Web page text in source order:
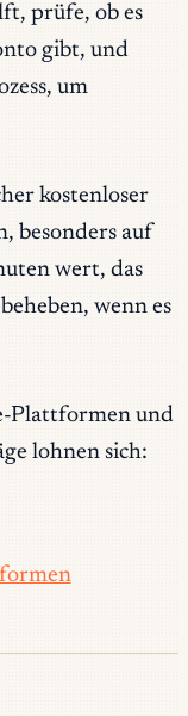
prüfe, ob es
gibt, und
um
kostenloser
besonders auf
wert, das
wenn es
Plattformen und
lohnen sich: